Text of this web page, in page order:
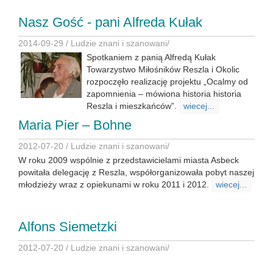
Nasz Gość - pani Alfreda Kułak
2014-09-29 / Ludzie znani i szanowani/
Spotkaniem z panią Alfredą Kułak
Towarzystwo Miłośników Reszla i Okolic
rozpoczęło realizację projektu „Ocalmy od
zapomnienia – mówiona historia historia
Reszla i mieszkańców”.
wiecej...
Maria Pier – Bohne
2012-07-20 / Ludzie znani i szanowani/
W roku 2009 wspólnie z przedstawicielami miasta Asbeck
powitała delegację z Reszla, współorganizowała pobyt naszej
młodzieży wraz z opiekunami w roku 2011 i 2012.
wiecej...
Alfons Siemetzki
2012-07-20 / Ludzie znani i szanowani/